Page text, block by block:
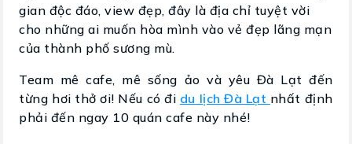
gian độc đáo, view đẹp, đây là địa chỉ tuyệt vời
cho những ai muốn hòa mình vào vẻ đẹp lãng mạn
của thành phố sương mù.
Team mê cafe, mê sống ảo và yêu Đà Lạt đến
từng hơi thở ơi! Nếu có đi du lịch Đà Lạt nhất định
phải đến ngay 10 quán cafe này nhé!